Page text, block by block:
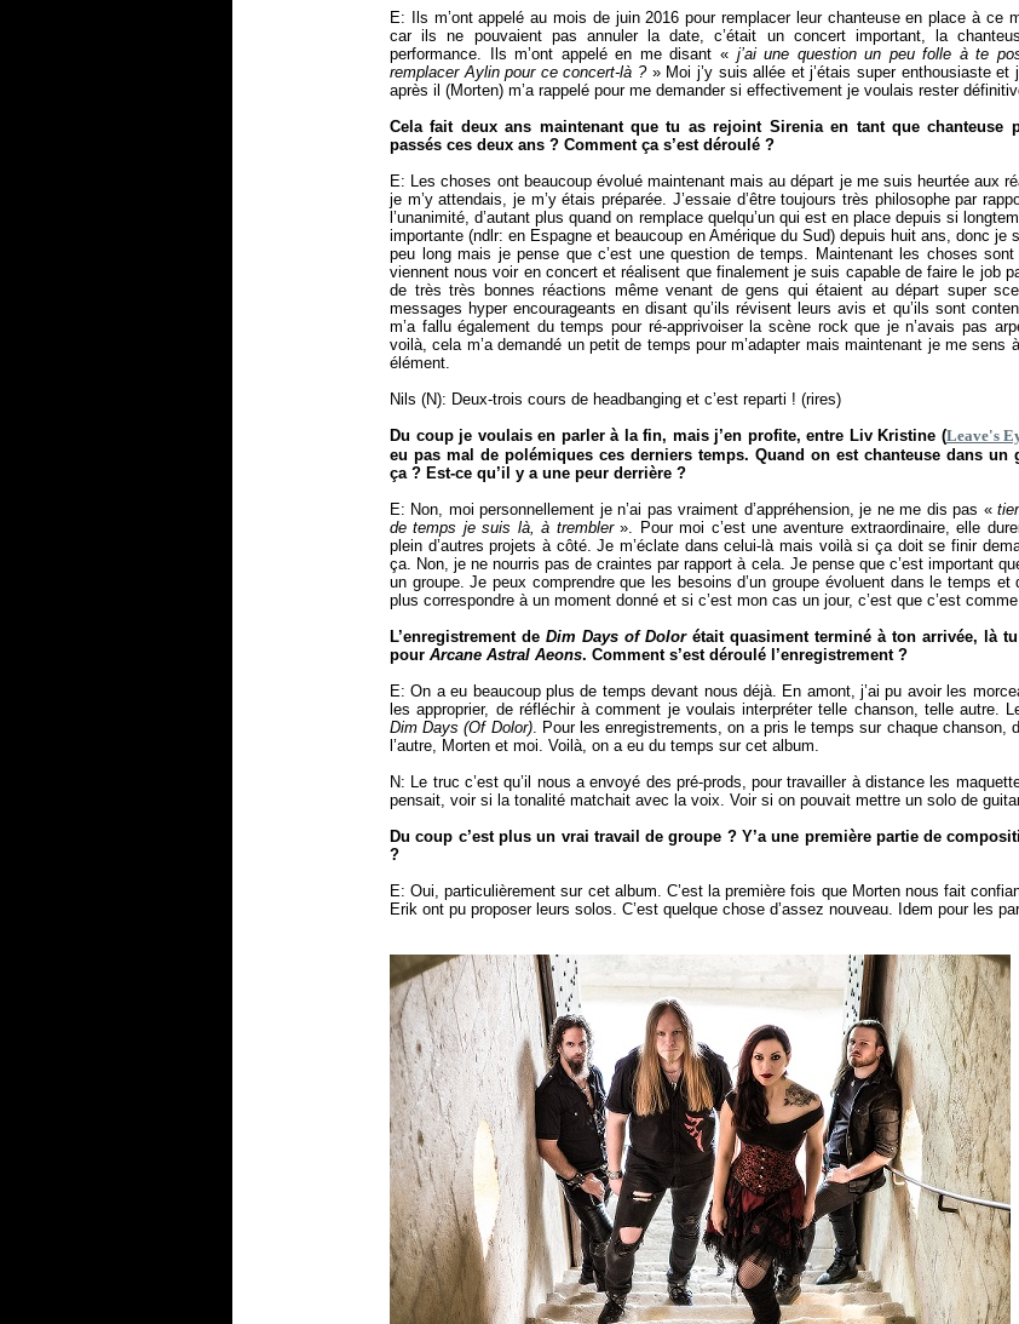
E: Ils m’ont appelé au mois de juin 2016 pour remplacer leur chanteuse en place à ce
car ils ne pouvaient pas annuler la date, c’était un concert important, la
performance. Ils m’ont appelé en me disant « j’ai une question un peu folle à te
remplacer Aylin pour ce concert-là ? » Moi j’y suis allée et j’étais super enthousiaste et
après il (Morten) m’a rappelé pour me demander si effectivement je voulais rester
Cela fait deux ans maintenant que tu as rejoint Sirenia en tant que chanteuse
passés ces deux ans ? Comment ça s’est déroulé ?
E: Les choses ont beaucoup évolué maintenant mais au départ je me suis heurtée aux
je m’y attendais, je m’y étais préparée. J’essaie d’être toujours très philosophe par
l’unanimité, d’autant plus quand on remplace quelqu’un qui est en place depuis si
importante (ndlr: en Espagne et beaucoup en Amérique du Sud) depuis huit ans, donc je
peu long mais je pense que c’est une question de temps. Maintenant les choses
viennent nous voir en concert et réalisent que finalement je suis capable de faire le job
de très très bonnes réactions même venant de gens qui étaient au départ super
messages hyper encourageants en disant qu’ils révisent leurs avis et qu’ils sont
m’a fallu également du temps pour ré-apprivoiser la scène rock que je n’avais pas
voilà, cela m’a demandé un petit de temps pour m’adapter mais maintenant je me sens
élément.
Nils (N): Deux-trois cours de headbanging et c’est reparti ! (rires)
Du coup je voulais en parler à la fin, mais j’en profite, entre Liv Kristine (Leave's
eu pas mal de polémiques ces derniers temps. Quand on est chanteuse dans un
ça ? Est-ce qu’il y a une peur derrière ?
E: Non, moi personnellement je n’ai pas vraiment d’appréhension, je ne me dis pas «
de temps je suis là, à trembler». Pour moi c’est une aventure extraordinaire, elle
plein d’autres projets à côté. Je m’éclate dans celui-là mais voilà si ça doit se finir
ça. Non, je ne nourris pas de craintes par rapport à cela. Je pense que c’est important
un groupe. Je peux comprendre que les besoins d’un groupe évoluent dans le temps et
plus correspondre à un moment donné et si c’est mon cas un jour, c’est que c’est
L’enregistrement de Dim Days of Dolorétait quasiment terminé à ton arrivée, là
pour Arcane Astral Aeons. Comment s’est déroulé l’enregistrement ?
E: On a eu beaucoup plus de temps devant nous déjà. En amont, j’ai pu avoir les
les approprier, de réfléchir à comment je voulais interpréter telle chanson, telle autre.
Dim Days (Of Dolor). Pour les enregistrements, on a pris le temps sur chaque chanson,
l’autre, Morten et moi. Voilà, on a eu du temps sur cet album.
N: Le truc c’est qu’il nous a envoyé des pré-prods, pour travailler à distance les
pensait, voir si la tonalité matchait avec la voix. Voir si on pouvait mettre un solo de
Du coup c’est plus un vrai travail de groupe ? Y’a une première partie de
?
E: Oui, particulièrement sur cet album. C’est la première fois que Morten nous fait
Erik ont pu proposer leurs solos. C’est quelque chose d’assez nouveau. Idem pour les